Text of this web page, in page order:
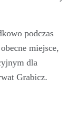
podczas
miejsce,
dla
Grabicz.